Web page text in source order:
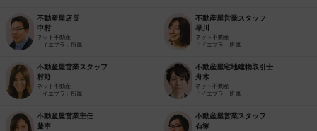
不動産屋店長
中村
ネット不動産
「イエプラ」所属
不動産屋営業スタッフ
早川
ネット不動産
「イエプラ」所属
不動産屋営業スタッフ
村野
ネット不動産
「イエプラ」所属
不動産屋宅地建物取引士
舟木
ネット不動産
「イエプラ」所属
不動産屋営業主任
藤本
不動産屋営業スタッフ
石塚